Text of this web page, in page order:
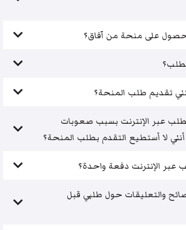
على منحة من آفاق؟
تقديم طلب المنحة؟
عبر الإنترنت بسبب صعوبات
لا أستطيع التقدم بطلب المنحة؟
الإنترنت دفعة واحدة؟
والتعليقات حول طلبي قبل